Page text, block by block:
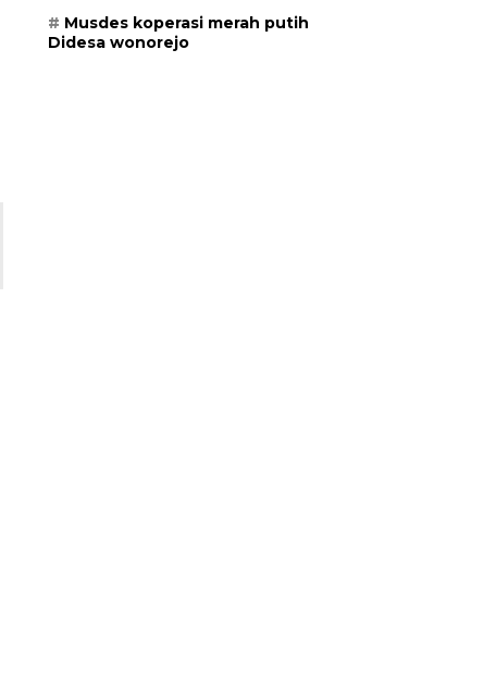
Musdes koperasi merah putih
Didesa wonorejo